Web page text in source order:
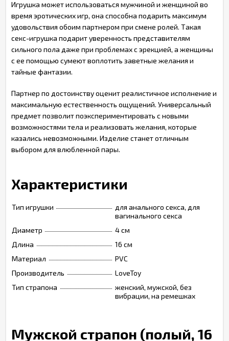
Игрушка может использоваться мужчиной и женщиной во
время эротических игр, она способна подарить максимум
удовольствия обоим партнером при смене ролей. Такая
секс-игрушка подарит уверенность представителям
сильного пола даже при проблемах с эрекцией, а женщины
с ее помощью сумеют воплотить заветные желания и
тайные фантазии.
Партнер по достоинству оценит реалистичное исполнение и
максимальную естественность ощущений. Универсальный
предмет позволит поэкспериментировать с новыми
возможностями тела и реализовать желания, которые
казались невозможными. Изделие станет отличным
выбором для влюбленной пары.
Характеристики
Тип игрушки
для анального секса, для
вагинального секса
Диаметр
4 см
Длина
16 см
Материал
PVC
Производитель
LoveToy
Тип страпона
женский, мужской, без
вибрации, на ремешках
Мужской страпон (полый, 16